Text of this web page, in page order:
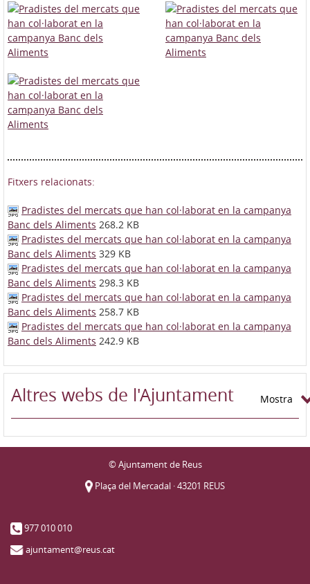
Fitxers relacionats:
Pradistes del mercats que han col·laborat en la campanya
Banc dels Aliments 268.2 KB
Pradistes del mercats que han col·laborat en la campanya
Banc dels Aliments 329 KB
Pradistes del mercats que han col·laborat en la campanya
Banc dels Aliments 298.3 KB
Pradistes del mercats que han col·laborat en la campanya
Banc dels Aliments 258.7 KB
Pradistes del mercats que han col·laborat en la campanya
Banc dels Aliments 242.9 KB
Altres webs de l'Ajuntament Mostra
© Ajuntament de Reus
Plaça del Mercadal · 43201 REUS
977 010 010
ajuntament@reus.cat